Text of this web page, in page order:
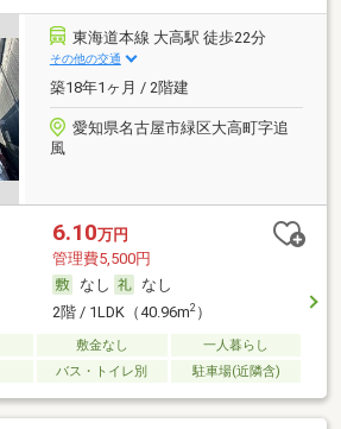
東海道本線 大高駅 徒歩22分
その他の交通
築18年1ヶ月 / 2階建
愛知県名古屋市緑区大高町字追
風
6.10万円
管理費5,500円
なし
なし
2階 / 1LDK（40.96m2）
敷金なし
一人暮らし
バス・トイレ別 駐車場(近隣含)